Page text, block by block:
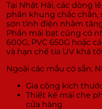
Tại Nhật Hải, các dòng
phần khung chắc
sơn tĩnh điện nhằm
Phần mái bạt cũng có
600G, PVC 650G hoặc
và hạn chế tia UV khá
Ngoài các mẫu có sẵn,
Gia công kích
Thiết kế mái che
cửa hàng